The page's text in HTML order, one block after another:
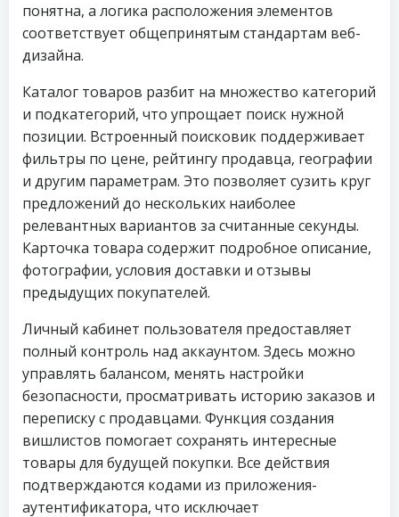
понятна, а логика расположения элементов
соответствует общепринятым стандартам веб-
дизайна.
Каталог товаров разбит на множество категорий
и подкатегорий, что упрощает поиск нужной
позиции. Встроенный поисковик поддерживает
фильтры по цене, рейтингу продавца, географии
и другим параметрам. Это позволяет сузить круг
предложений до нескольких наиболее
релевантных вариантов за считанные секунды.
Карточка товара содержит подробное описание,
фотографии, условия доставки и отзывы
предыдущих покупателей.
Личный кабинет пользователя предоставляет
полный контроль над аккаунтом. Здесь можно
управлять балансом, менять настройки
безопасности, просматривать историю заказов и
переписку с продавцами. Функция создания
вишлистов помогает сохранять интересные
товары для будущей покупки. Все действия
подтверждаются кодами из приложения-
аутентификатора, что исключает